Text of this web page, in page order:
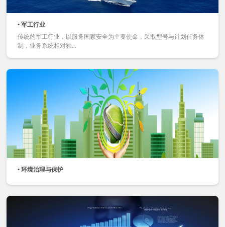
• 军工行业
传统的军工行业，以服务国家安全为主要使命，采取型号与计划任务体
制，业务系统相对独...
• 环境治理与保护